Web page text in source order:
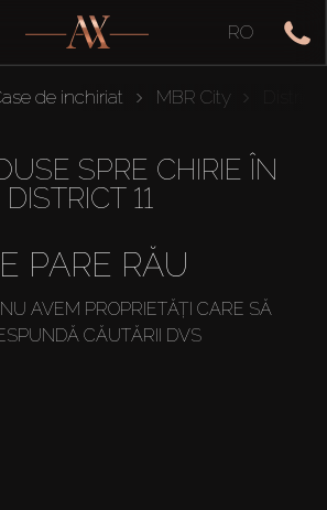
RO
de inchiriat MBR City
SPRE CHIRIE ÎN
DISTRICT 11
PARE RĂU
AVEM PROPRIETĂȚI CARE SĂ
CĂUTĂRII DVS